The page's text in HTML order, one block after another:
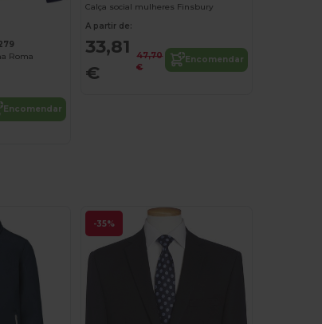
Roma
Encomendar
Calça social mulheres Finsbury
A partir de:
33,81
€
47,70
€
Encomendar
-35%